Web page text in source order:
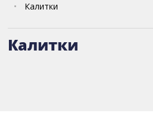
•
Калитки
Калитки